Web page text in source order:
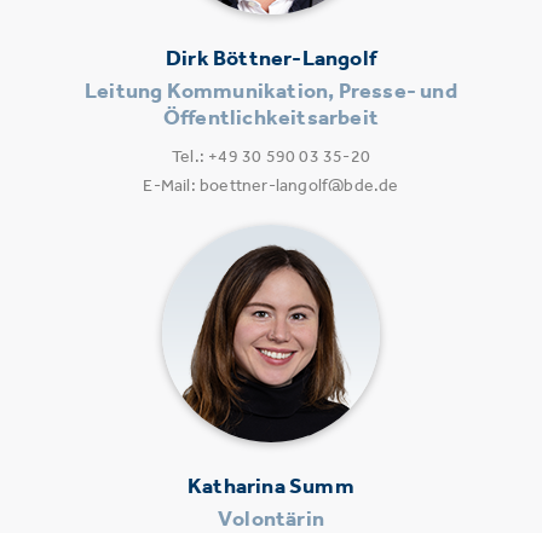
Dirk Böttner-Langolf
Leitung Kommunikation, Presse- und
Öffentlichkeitsarbeit
Tel.: +49 30 590 03 35-20
E-Mail: boettner-langolf@bde.de
Katharina Summ
Volontärin